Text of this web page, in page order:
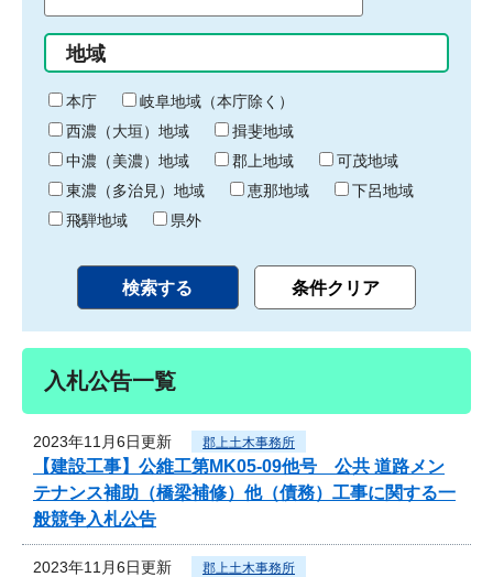
始
り
間
終
わ
り
地域
本庁
岐阜地域（本庁除く）
西濃（大垣）地域
揖斐地域
中濃（美濃）地域
郡上地域
可茂地域
東濃（多治見）地域
恵那地域
下呂地域
飛騨地域
県外
入札公告一覧
2023年11月6日更新 郡上土木事務所
【建設工事】公維工第MK05-09他号 公共 道路メン
テナンス補助（橋梁補修）他（債務）工事に関する一
般競争入札公告
2023年11月6日更新 郡上土木事務所